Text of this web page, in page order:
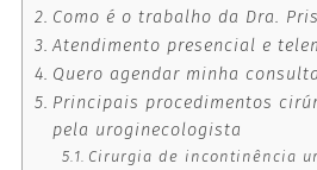
Como é o trabalho da Dra.
Atendimento presencial e
Quero agendar minha
Principais procedimentos
pela uroginecologista
Cirurgia de incontinência